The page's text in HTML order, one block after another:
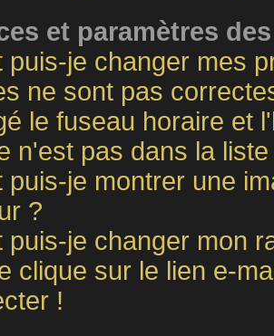
et paramètres
puis-je changer mes
ne sont pas
le fuseau horaire et
n'est pas dans la liste
puis-je montrer une
?
puis-je changer mon
clique sur le lien e-
!